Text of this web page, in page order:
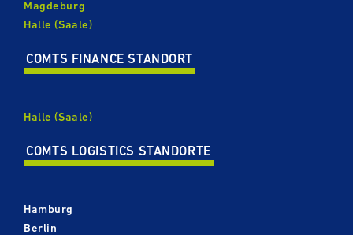
Magdeburg
Halle (Saale)
COMTS FINANCE STANDORT
Halle (Saale)
COMTS LOGISTICS STANDORTE
Hamburg
Berlin